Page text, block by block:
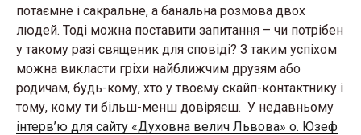
потаємне і сакральне, а банальна розмова двох
людей. Тоді можна поставити запитання – чи потрібен
у такому разі священик для сповіді? З таким успіхом
можна викласти гріхи найближчим друзям або
родичам, будь-кому, хто у твоєму скайп-контактнику і
тому, кому ти більш-менш довіряєш. У недавньому
інтерв’ю для сайту «Духовна велич Львова» о. Юзеф